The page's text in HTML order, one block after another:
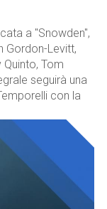
a "Snowden",
Gordon-Levitt,
Tom
seguirà una
con la